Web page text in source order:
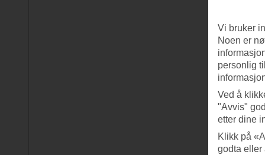
Vi bruker
Noen er
personlig
Ved å
"Avvis"
etter dine
Klikk på
godta eller